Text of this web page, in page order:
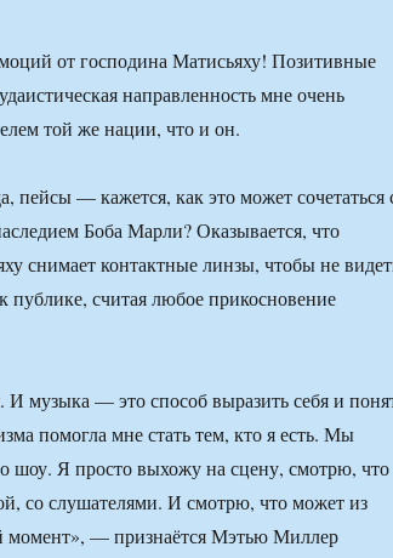
от господина Матисьяху! Позитивные
направленность мне очень
той же нации, что и он.
пейсы — кажется, как это может сочетаться
Боба Марли? Оказывается, что
снимает контактные линзы, чтобы не
публике, считая любое прикосновение
И музыка — это способ выразить себя и
помогла мне стать тем, кто я есть. Мы
шоу. Я просто выхожу на сцену, смотрю, что
со слушателями. И смотрю, что может из
момент», — признаётся Мэтью Миллер